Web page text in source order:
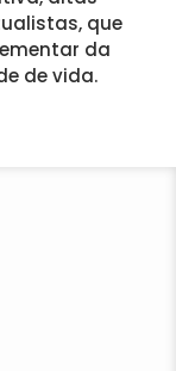
que
da
de vida.